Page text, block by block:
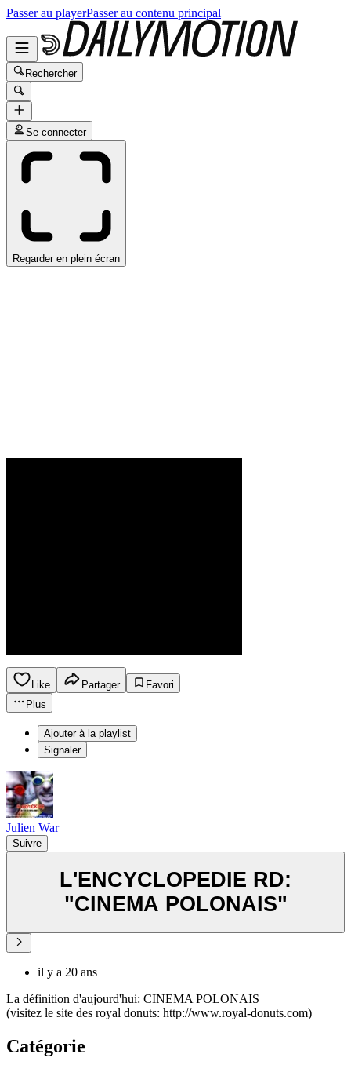
Passer au playerPasser au contenu principal
Rechercher
Se connecter
Regarder en plein écran
Like Partager
Favori
Plus
Ajouter à la playlist
Signaler
Julien War
Suivre
L'ENCYCLOPEDIE RD:
"CINEMA POLONAIS"
il y a 20 ans
La définition d'aujourd'hui: CINEMA POLONAIS
(visitez le site des royal donuts: http://www.royal-donuts.com)
Catégorie